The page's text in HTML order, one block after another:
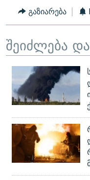
გაზიარება
შეიძლება